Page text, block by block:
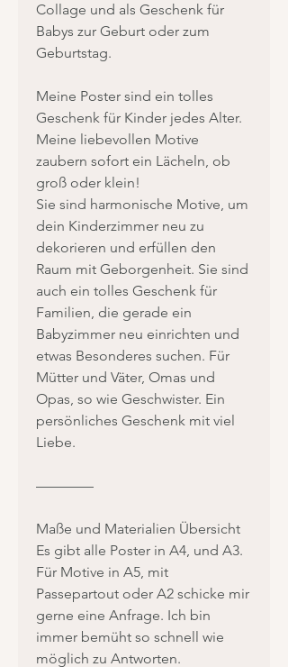
Collage und als Geschenk für
Babys zur Geburt oder zum
Geburtstag.
Meine Poster sind ein tolles
Geschenk für Kinder jedes Alter.
Meine liebevollen Motive
zaubern sofort ein Lächeln, ob
groß oder klein!
Sie sind harmonische Motive, um
dein Kinderzimmer neu zu
dekorieren und erfüllen den
Raum mit Geborgenheit. Sie sind
auch ein tolles Geschenk für
Familien, die gerade ein
Babyzimmer neu einrichten und
etwas Besonderes suchen. Für
Mütter und Väter, Omas und
Opas, so wie Geschwister. Ein
persönliches Geschenk mit viel
Liebe.
————
Maße und Materialien Übersicht
Es gibt alle Poster in A4, und A3.
Für Motive in A5, mit
Passepartout oder A2 schicke mir
gerne eine Anfrage. Ich bin
immer bemüht so schnell wie
möglich zu Antworten.